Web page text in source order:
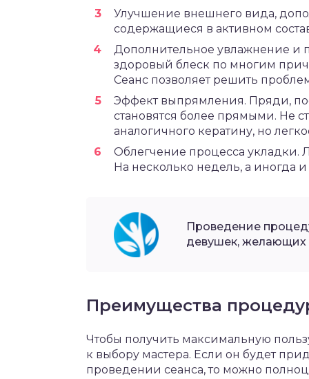
Улучшение внешнего вида,
содержащиеся в активном
Дополнительное увлажнение и
здоровый блеск по многим
Сеанс позволяет решить
Эффект выпрямления. Пряди,
становятся более прямыми. Не
аналогичного кератину, но
Облегчение процесса укладки.
На несколько недель, а иногда
Проведение
девушек, желающих
Преимущества
Чтобы получить максимальную
к выбору мастера. Если он будет
проведении сеанса, то можно